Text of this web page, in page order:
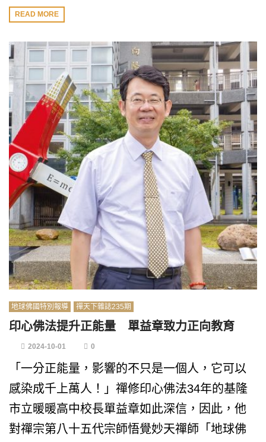
READ MORE
地球佛國特別報導 禪天下雜誌235期
印心佛法提升正能量 單益章致力正向教育
2024-10-01 0
「一分正能量，影響的不只是一個人，它可以
感染成千上萬人！」禪修印心佛法34年的基隆
市立暖暖高中校長單益章如此深信，因此，他
對禪宗第八十五代宗師悟覺妙天禪師「地球佛